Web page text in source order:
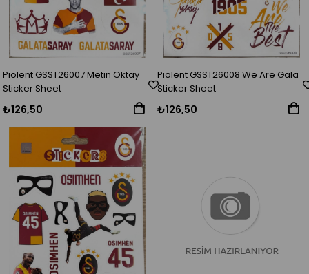
Piolent GSST26007 Metin Oktay
Sticker Sheet
₺126,50
Piolent GSST26008 We Are Gala
Sticker Sheet
₺126,50